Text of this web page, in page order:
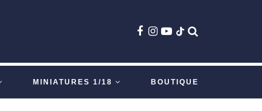
MINIATURES 1/18 BOUTIQUE